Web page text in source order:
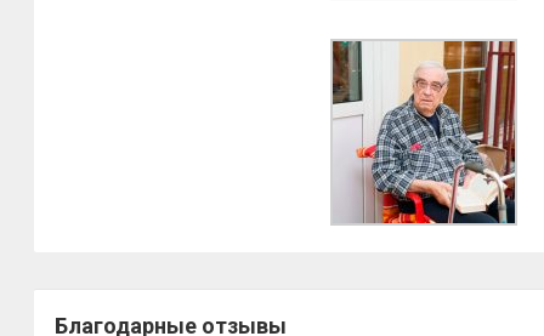
Благодарные отзывы